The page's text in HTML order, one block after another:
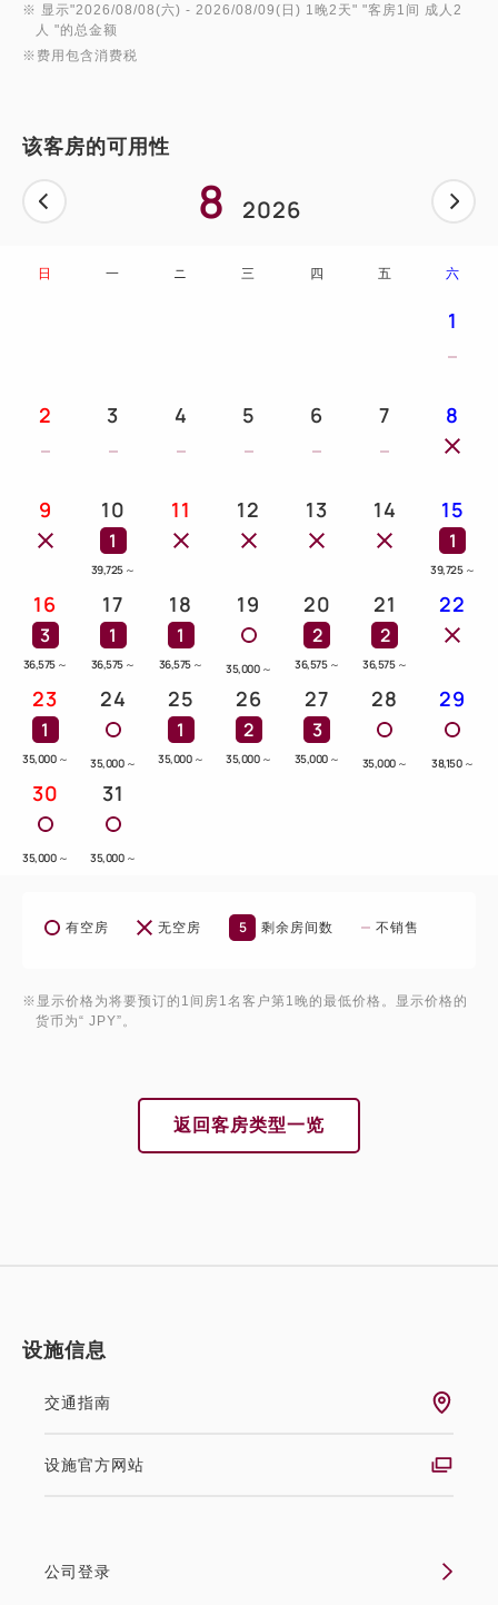
※ 显示"2026/08/08(六) - 2026/08/09(日) 1晚2天" "客房1间 成人2
人 "的总金额
※费用包含消费税
该客房的可用性
8 2026
日 一 ニ 三 四 五 六
1
2 3 4 5 6 7 8
9 10
1
39,725 ～
11 12 13 14 15
1
39,725 ～
16
3
36,575 ～
17
1
36,575 ～
18
1
36,575 ～
19
35,000 ～
20
2
36,575 ～
21
2
36,575 ～
22
23
1
35,000 ～
24
35,000 ～
25
1
35,000 ～
26
2
35,000 ～
27
3
35,000 ～
28
35,000 ～
29
38,150 ～
30
35,000 ～
31
35,000 ～
有空房 无空房 5 剩余房间数 不销售
※显示价格为将要预订的1间房1名客户第1晚的最低价格。显示价格的
货币为“ JPY”。
返回客房类型一览
设施信息
交通指南
设施官方网站
公司登录